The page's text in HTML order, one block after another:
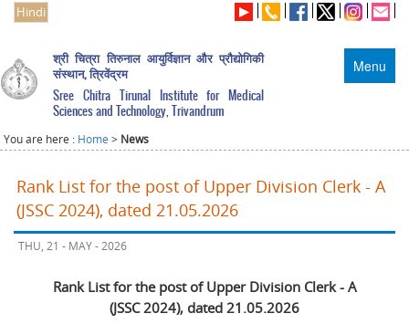
Hindi
Menu
श्री चित्रा तिरुनाल आयुर्विज्ञान और प्रौद्योगिकी
संस्थान, त्रिवेंद्रम
Sree Chitra Tirunal Institute for Medical
Sciences and Technology, Trivandrum
You are here : Home > News
Rank List for the post of Upper Division Clerk - A
(JSSC 2024), dated 21.05.2026
THU, 21 - MAY - 2026
Rank List for the post of Upper Division Clerk - A
(JSSC 2024), dated 21.05.2026